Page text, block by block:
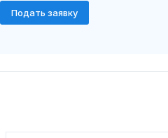
Подать заявку